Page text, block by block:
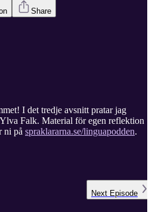
Share
I det tredje avsnitt pratar jag
Falk. Material för egen reflektion
ni på spraklararna.se/linguapodden.
Next Episode